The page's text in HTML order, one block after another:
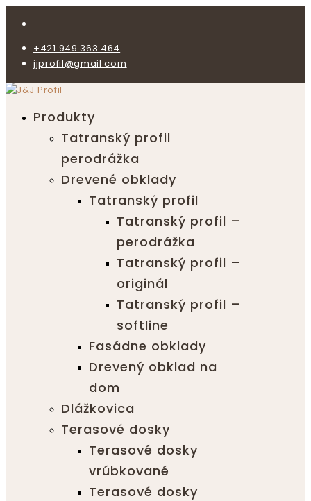
+421 949 363 464
jjprofil@gmail.com
Produkty
Tatranský profil
perodrážka
Drevené obklady
Tatranský profil
Tatranský profil –
perodrážka
Tatranský profil –
originál
Tatranský profil –
softline
Fasádne obklady
Drevený obklad na
dom
Dlážkovica
Terasové dosky
Terasové dosky
vrúbkované
Terasové dosky